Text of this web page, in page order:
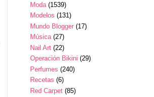
Moda (1539)
Modelos (131)
Mundo Blogger (17)
Música (27)
Nail Art (22)
Operación Bikini (29)
Perfumes (240)
Recetas (6)
Red Carpet (85)